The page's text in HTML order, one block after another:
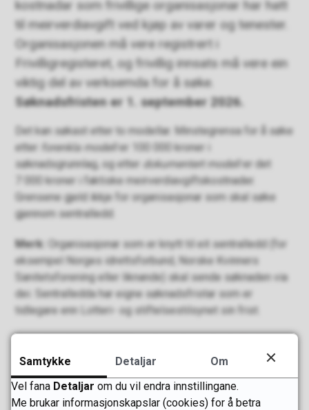
kostnadar som frivillige organisasjonar har hatt
til meirverdiavgift ved kjøp av varer og tenester.
Organisasjonen må vere registrert i
Frivilligregisteret, og frivillig innsats må vere ein
viktig del av verksemda for å søke.
Søknadsfristen er 1. september 2026.
Det kan søkast etter to modellar. Minstegrensa for å søke
etter forenkla modell er 100 000 kroner i
søknadsgrunnlag, og etter dokumentert modell er det
7 000 kroner i faktiske meirverdiavgiftskostnader.
Grensene gjeld ikkje for organisasjonar som skal søke
gjennom sentralledd.
Merk:
Organisasjonar som er knytt til eit sentralledd (for
eksempel Norges idrettsforbund, Norske Kvinners
Sanitetsforening eller liknande) skal sende søknaden via
dei. Sentralledda har eigne søknadsfristar som er
tidlegare enn Lotteri- og stiftelsestilsynet sin frist.
lese meir om ordninga på Lotteri- og stiftelsestilsynet
sin nettstad
.
Samtykke Detaljar
Om
Vel fana Detaljar om du vil endra innstillingane.
Me brukar informasjonskapslar (cookies) for å betra